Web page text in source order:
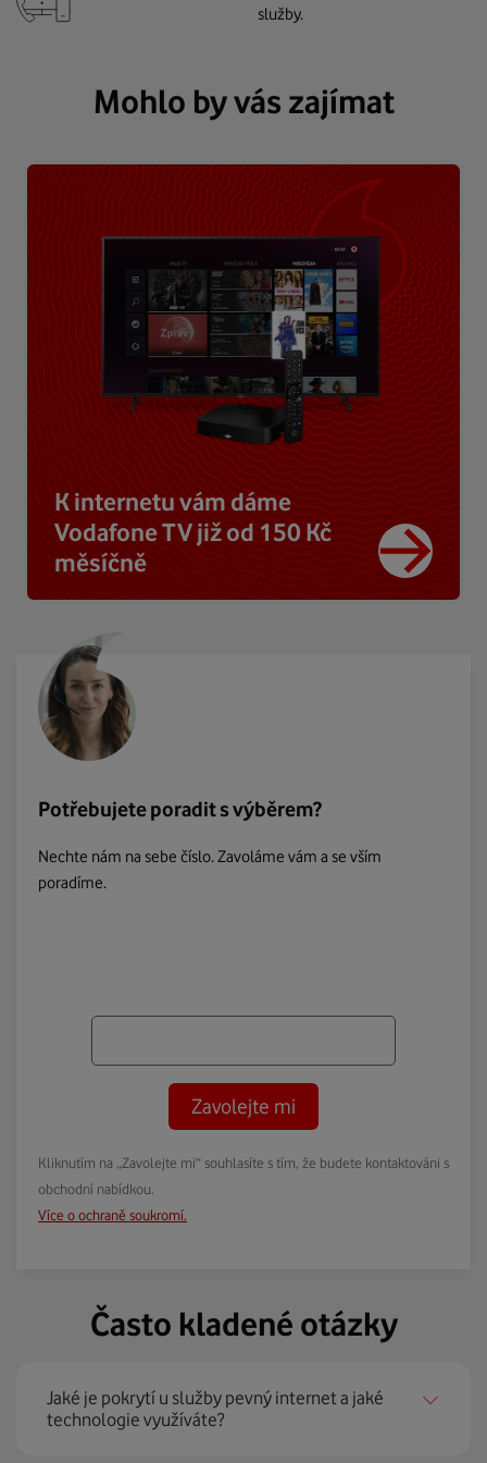
služby.
Mohlo by vás zajímat
K internetu vám dáme
Vodafone TV již od 150 Kč
měsíčně
Potřebujete poradit s výběrem?
Nechte nám na sebe číslo. Zavoláme vám a se vším
poradíme.
Zavolejte mi
Kliknutím na „Zavolejte mi“ souhlasíte s tím, že budete kontaktováni s
obchodní nabídkou.
Více o ochraně soukromí.
Často kladené otázky
Jaké je pokrytí u služby pevný internet a jaké
technologie využíváte?